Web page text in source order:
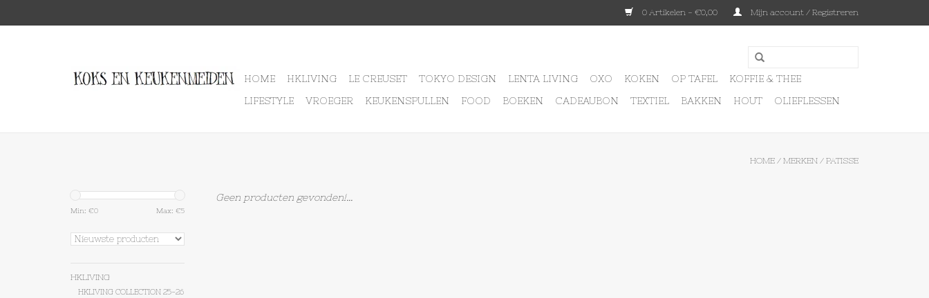
0 Artikelen - €0,00 Mijn account / Registreren
HOME HKLIVING LE CREUSET TOKYO DESIGN LENTA LIVING OXO KOKEN OP TAFEL
KOFFIE & THEE
LIFESTYLE
VROEGER KEUKENSPULLEN FOOD BOEKEN CADEAUBON TEXTIEL BAKKEN HOUT OLIEFLESSEN
HOME / MERKEN / PATISSE
Min: €0 Max: €5
HKLIVING
HKLIVING COLLECTION 25-26
Geen producten gevonden!...